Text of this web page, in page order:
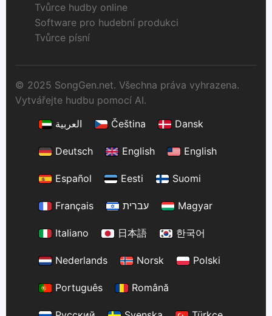
Tvůrce hudby online
Software pro hudební produkci
Tvůrce písní
© 2025 SongGen.net. Všechna práva vyhrazena.
Vytvářejte hudbu pomocí AI.
العربية
Čeština Dansk
Deutsch English English
Español Eesti Suomi
Français עברית Magyar
Italiano 日本語 한국어
Nederlands Norsk Polski
Português Română